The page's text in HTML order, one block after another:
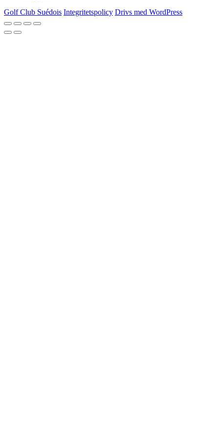
Golf Club Suédois Integritetspolicy Drivs med WordPress